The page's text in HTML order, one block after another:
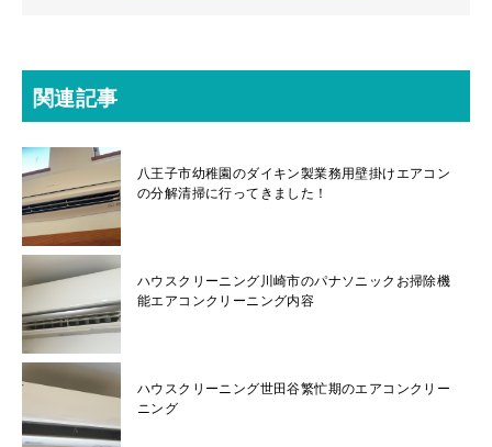
関連記事
八王子市幼稚園のダイキン製業務用壁掛けエアコン
の分解清掃に行ってきました！
ハウスクリーニング川崎市のパナソニックお掃除機
能エアコンクリーニング内容
ハウスクリーニング世田谷繁忙期のエアコンクリー
ニング